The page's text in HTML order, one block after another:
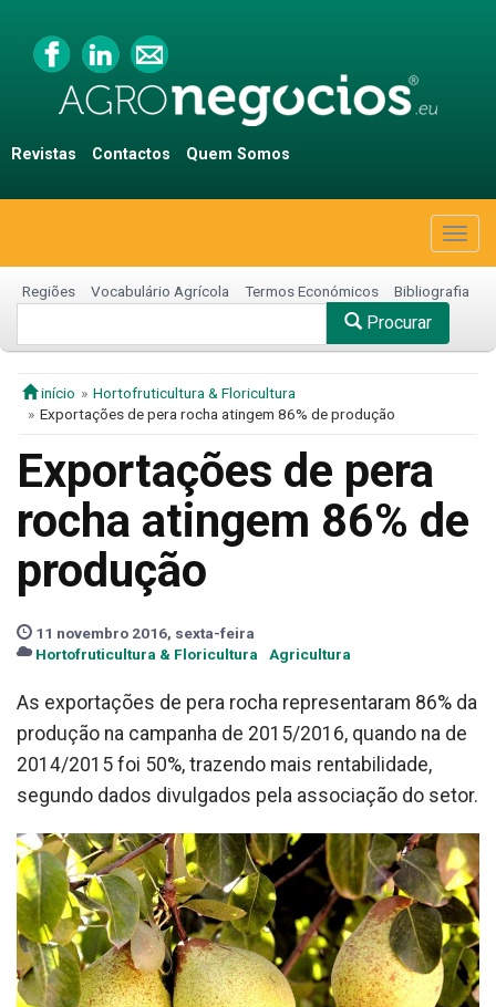
Revistas Contactos Quem Somos
Regiões Vocabulário Agrícola Termos Económicos Bibliografia
Procurar
início
Hortofruticultura & Floricultura
Exportações de pera rocha atingem 86% de produção
Exportações de pera
rocha atingem 86% de
produção
11 novembro 2016, sexta-feira
Hortofruticultura & Floricultura
Agricultura
As exportações de pera rocha representaram 86% da
produção na campanha de 2015/2016, quando na de
2014/2015 foi 50%, trazendo mais rentabilidade,
segundo dados divulgados pela associação do setor.